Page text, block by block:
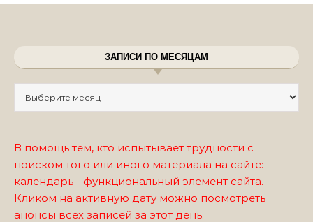
ЗАПИСИ ПО МЕСЯЦАМ
В помощь тем, кто испытывает трудности с
поиском того или иного материала на сайте:
календарь - функциональный элемент сайта.
Кликом на активную дату можно посмотреть
анонсы всех записей за этот день.